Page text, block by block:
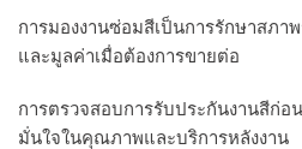
การมองงานซ่อมสีเป็นการรักษาสภา
และมูลค่าเมื่อต้องการขายต่อ
การตรวจสอบการรับประกันงานสีก่อ
มั่นใจในคุณภาพและบริการหลังงาน